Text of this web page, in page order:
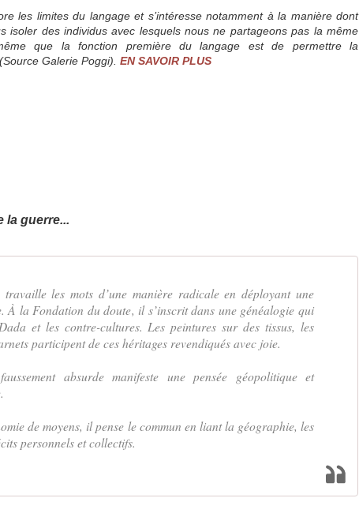
les limites du langage et s’intéresse notamment à la manière dont
isoler des individus avec lesquels nous ne partageons pas la même
que la fonction première du langage est de permettre la
Galerie Poggi). EN SAVOIR PLUS
la guerre...
les mots d’une manière radicale en déployant une
À la Fondation du doute, il s’inscrit dans une généalogie qui
et les contre-cultures. Les peintures sur des tissus, les
participent de ces héritages revendiqués avec joie.
absurde manifeste une pensée géopolitique et
de moyens, il pense le commun en liant la géographie, les
personnels et collectifs.